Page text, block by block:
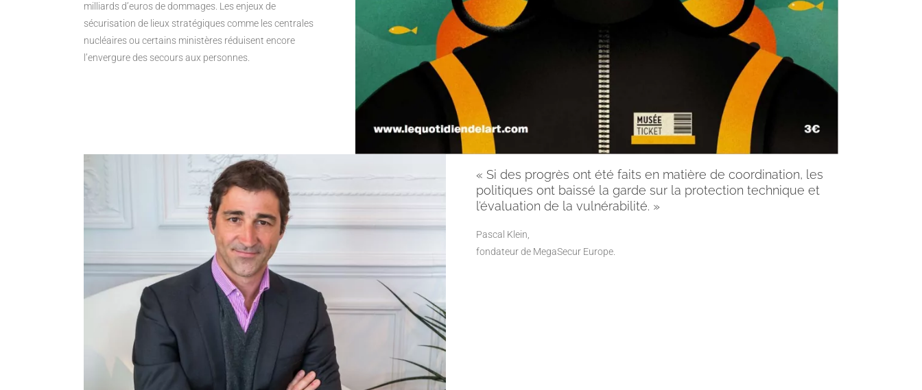
milliards d’euros de dommages. Les enjeux de
sécurisation de lieux stratégiques comme les centrales
nucléaires ou certains ministères réduisent encore
l’envergure des secours aux personnes.
« Si des progrès ont été faits en matière de coordination, les
politiques ont baissé la garde sur la protection technique et
l’évaluation de la vulnérabilité. »
Pascal Klein,
fondateur de MegaSecur Europe.